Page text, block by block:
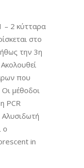
– 2 κύτταρα
στο
την 3η
που
μέθοδοι
PCR
ο
in